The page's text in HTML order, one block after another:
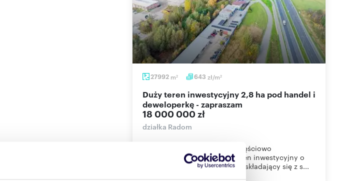
27992 m2 643 zł/m2
Duży teren inwestycyjny 2,8 ha pod handel i
deweloperkę - zapraszam
18 000 000 zł
działka Radom
Oferuję do sprzedaży duży, częściowo
zabudowany przemysłowy teren inwestycyjny o
powierzchni ponad 2,792 Ha , składający się z s...